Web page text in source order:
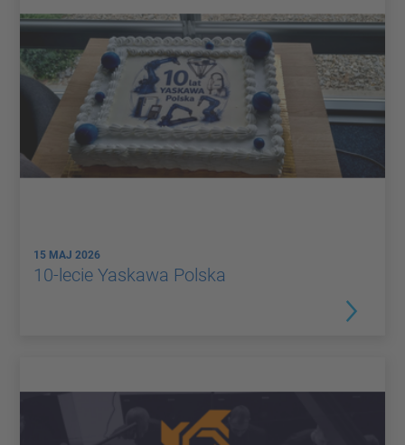
15 MAJ 2026
10-lecie Yaskawa Polska